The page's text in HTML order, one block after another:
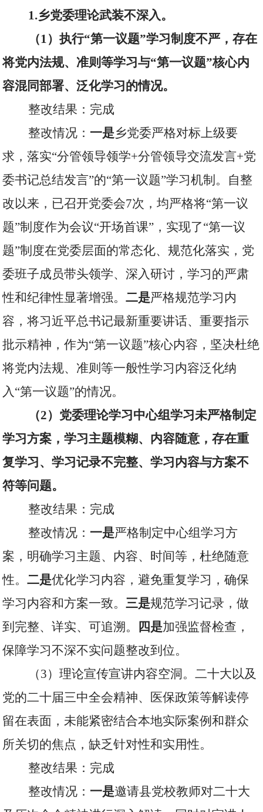
1.乡党委理论武装不深入。
（1）执行“第一议题”学习制度不严，存在
将党内法规、准则等学习与“第一议题”核心内
容混同部署、泛化学习的情况。
整改结果：完成
整改情况： 一是乡党委严格对标上级要
求，落实“分管领导领学+分管领导交流发言+党
委书记总结发言”的“第一议题”学习机制。自整
改以来，已召开党委会7次，均严格将“第一议
题”制度作为会议“开场首课”，实现了“第一议
题”制度在党委层面的常态化、规范化落实，党
委班子成员带头领学、深入研讨，学习的严肃
性和纪律性显著增强。二是严格规范学习内
容，将习近平总书记最新重要讲话、重要指示
批示精神，作为“第一议题”核心内容，坚决杜绝
将党内法规、准则等一般性学习内容泛化纳
入“第一议题”的情况。
（2）党委理论学习中心组学习未严格制定
学习方案，学习主题模糊、内容随意，存在重
复学习、学习记录不完整、学习内容与方案不
符等问题。
整改结果：完成
整改情况： 一是严格制定中心组学习方
案，明确学习主题、内容、时间等，杜绝随意
性。二是优化学习内容，避免重复学习，确保
学习内容和方案一致。三是规范学习记录，做
到完整、详实、可追溯。
四是加强监督检查，
保障学习不深不实问题整改到位。
（3）理论宣传宣讲内容空洞。二十大以及
党的二十届三中全会精神、医保政策等解读停
留在表面，未能紧密结合本地实际案例和群众
所关切的焦点，缺乏针对性和实用性。
整改结果：完成
整改情况： 一是邀请县党校教师对二十大